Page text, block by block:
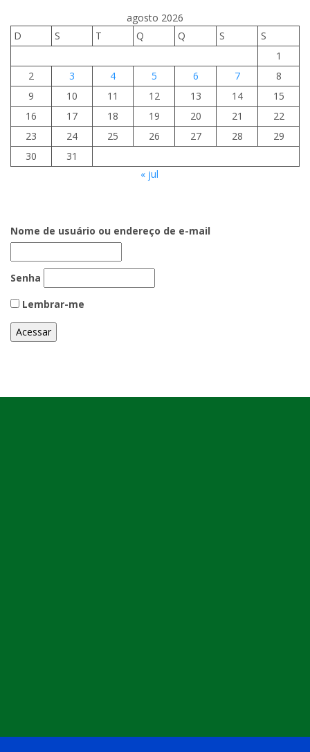
agosto 2026
D
S T Q Q S
S
1
2
3 4 5 6 7
8
9
10 11 12 13 14
15
16
17 18 19 20 21
22
23
24 25 26 27 28
29
30
31
« jul
Nome de usuário ou endereço de e-mail
Senha
Lembrar-me